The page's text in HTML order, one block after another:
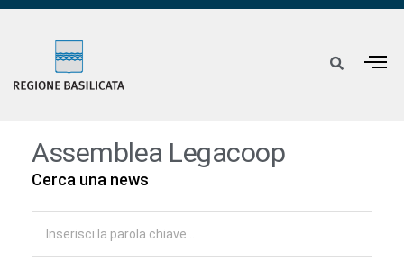
Assemblea Legacoop
Cerca una news